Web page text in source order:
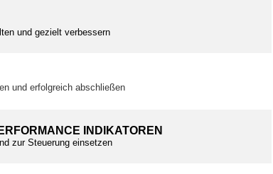
und gezielt verbessern
und erfolgreich abschließen
INDIKATOREN
zur Steuerung einsetzen